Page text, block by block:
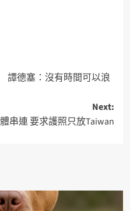
譚德塞：沒有時間可以浪
Next:
串連 要求護照只放Taiwan